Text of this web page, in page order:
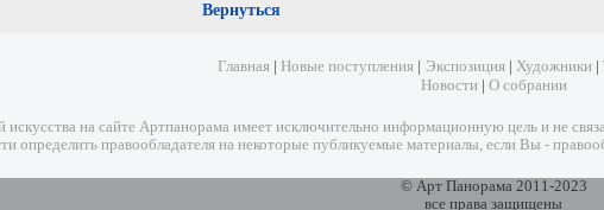
Вернуться
Главная Новые поступления Экспозиция Художники
Новости| О собрании
на сайте Артпанорама имеет исключительно информационную цель и не
определить правообладателя на некоторые публикуемые материалы, если Вы -
© Арт Панорама 2011-2023
все права защищены